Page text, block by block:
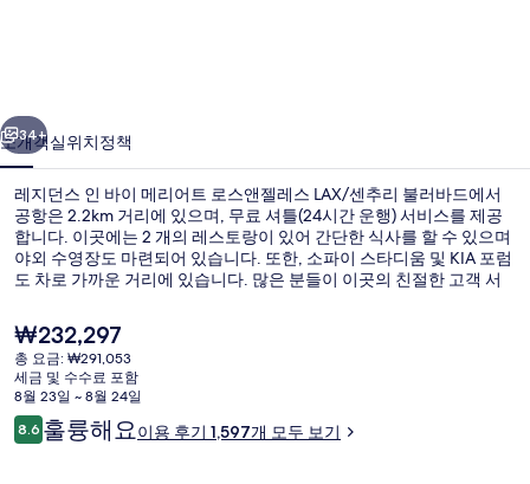
메
리
어
트
로
스
앤
젤
레
다음
34+
소개객실위치정책
레지던스 인 바이 메리어트 로스앤젤레스 LAX/센추리 불러바드에서
공항은 2.2km 거리에 있으며, 무료 셔틀(24시간 운행) 서비스를 제공
합니다. 이곳에는 2 개의 레스토랑이 있어 간단한 식사를 할 수 있으며
야외 수영장도 마련되어 있습니다. 또한, 소파이 스타디움 및 KIA 포럼
도 차로 가까운 거리에 있습니다. 많은 분들이 이곳의 친절한 고객 서
도보로 10분 거리에 있어 대중 교통편을 이용하기 편리합니다.
현
재
가
격
은
₩232,297
₩232,297
총 요금: ₩291,053
세금 및 수수료 포함
8월 23일 ~ 8월 24일
이
용
8.610점 만점 중 8.6점.
훌륭해요이용 후기 1,597개 모두 보기